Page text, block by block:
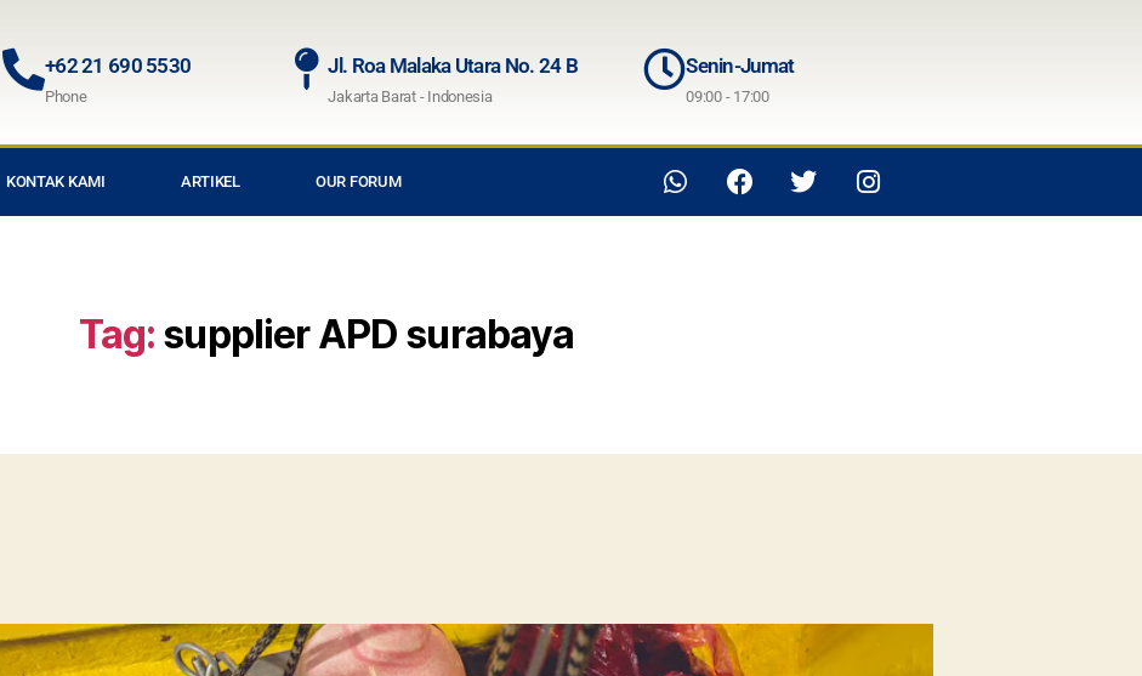
+62 21 690 5530
Phone
Jl. Roa Malaka Utara No. 24 B
Jakarta Barat - Indonesia
Senin-Jumat
09:00 - 17:00
KONTAK KAMI ARTIKEL OUR FORUM
Tag: supplier APD surabaya